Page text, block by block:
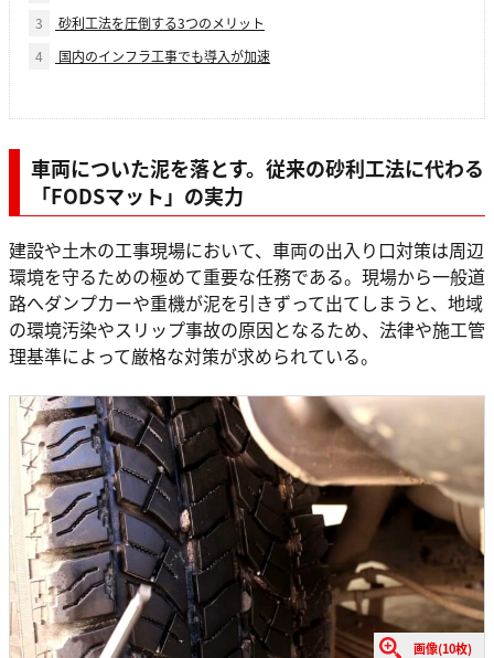
3
砂利工法を圧倒する3つのメリット
4
国内のインフラ工事でも導入が加速
車両についた泥を落とす。従来の砂利工法に代わる
「FODSマット」の実力
建設や土木の工事現場において、車両の出入り口対策は周辺
環境を守るための極めて重要な任務である。現場から一般道
路へダンプカーや重機が泥を引きずって出てしまうと、地域
の環境汚染やスリップ事故の原因となるため、法律や施工管
理基準によって厳格な対策が求められている。
画像(10枚)